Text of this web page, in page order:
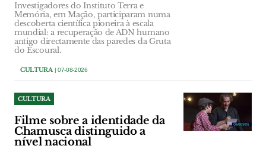
Investigadores do Instituto Terra e
Memória, em Mação, participaram numa
descoberta científica pioneira à escala
mundial: a recuperação de ADN humano
antigo directamente das paredes da Gruta
do Escoural.
CULTURA| 07-08-2026
CULTURA
Filme sobre a identidade da
Chamusca distinguido a
nível nacional